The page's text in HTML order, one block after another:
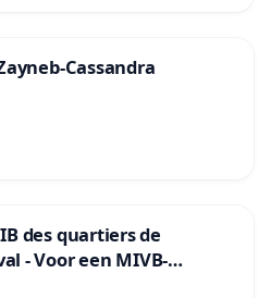
Cassandra
des quartiers de
- Voor een MIVB-
Strombeek en Het